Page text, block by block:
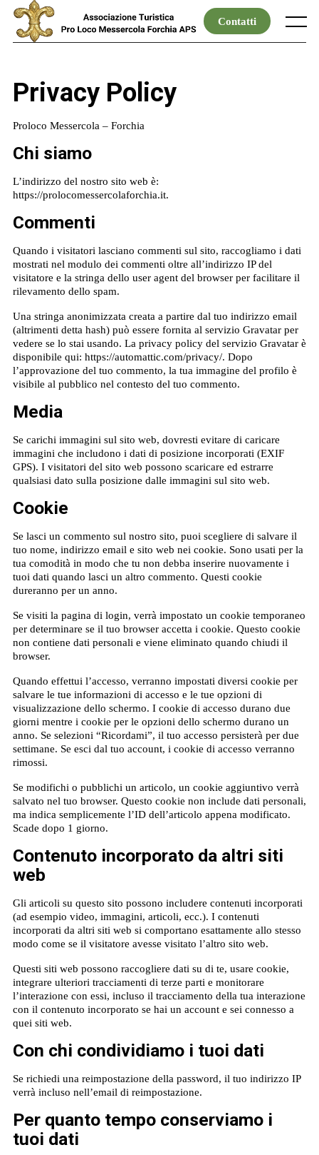
Skip
content
Menu
Contatti
Privacy Policy
Proloco Messercola – Forchia
Chi siamo
L’indirizzo del nostro sito web è:
https://prolocomessercolaforchia.it.
Commenti
Quando i visitatori lasciano commenti sul sito, raccogliamo i dati
mostrati nel modulo dei commenti oltre all’indirizzo IP del
visitatore e la stringa dello user agent del browser per facilitare il
rilevamento dello spam.
Una stringa anonimizzata creata a partire dal tuo indirizzo email
(altrimenti detta hash) può essere fornita al servizio Gravatar per
vedere se lo stai usando. La privacy policy del servizio Gravatar è
disponibile qui: https://automattic.com/privacy/. Dopo
l’approvazione del tuo commento, la tua immagine del profilo è
visibile al pubblico nel contesto del tuo commento.
Media
Se carichi immagini sul sito web, dovresti evitare di caricare
immagini che includono i dati di posizione incorporati (EXIF
GPS). I visitatori del sito web possono scaricare ed estrarre
qualsiasi dato sulla posizione dalle immagini sul sito web.
Cookie
Se lasci un commento sul nostro sito, puoi scegliere di salvare il
tuo nome, indirizzo email e sito web nei cookie. Sono usati per la
tua comodità in modo che tu non debba inserire nuovamente i
tuoi dati quando lasci un altro commento. Questi cookie
dureranno per un anno.
Se visiti la pagina di login, verrà impostato un cookie temporaneo
per determinare se il tuo browser accetta i cookie. Questo cookie
non contiene dati personali e viene eliminato quando chiudi il
browser.
Quando effettui l’accesso, verranno impostati diversi cookie per
salvare le tue informazioni di accesso e le tue opzioni di
visualizzazione dello schermo. I cookie di accesso durano due
giorni mentre i cookie per le opzioni dello schermo durano un
anno. Se selezioni “Ricordami”, il tuo accesso persisterà per due
settimane. Se esci dal tuo account, i cookie di accesso verranno
rimossi.
Se modifichi o pubblichi un articolo, un cookie aggiuntivo verrà
salvato nel tuo browser. Questo cookie non include dati personali,
ma indica semplicemente l’ID dell’articolo appena modificato.
Scade dopo 1 giorno.
Contenuto incorporato da altri siti
web
Gli articoli su questo sito possono includere contenuti incorporati
(ad esempio video, immagini, articoli, ecc.). I contenuti
incorporati da altri siti web si comportano esattamente allo stesso
modo come se il visitatore avesse visitato l’altro sito web.
Questi siti web possono raccogliere dati su di te, usare cookie,
integrare ulteriori tracciamenti di terze parti e monitorare
l’interazione con essi, incluso il tracciamento della tua interazione
con il contenuto incorporato se hai un account e sei connesso a
quei siti web.
Con chi condividiamo i tuoi dati
Se richiedi una reimpostazione della password, il tuo indirizzo IP
verrà incluso nell’email di reimpostazione.
Per quanto tempo conserviamo i
tuoi dati